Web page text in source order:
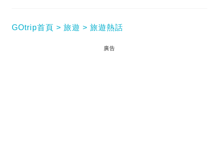
GOtrip首頁 旅遊 旅遊熱話
廣告